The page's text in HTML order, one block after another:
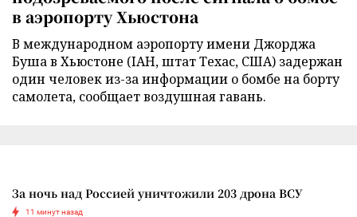
в аэропорту Хьюстона
В международном аэропорту имени Джорджа
Буша в Хьюстоне (IAH, штат Техас, США) задержан
один человек из-за информации о бомбе на борту
самолета, сообщает воздушная гавань.
За ночь над Россией уничтожили 203 дрона ВСУ
11 минут назад